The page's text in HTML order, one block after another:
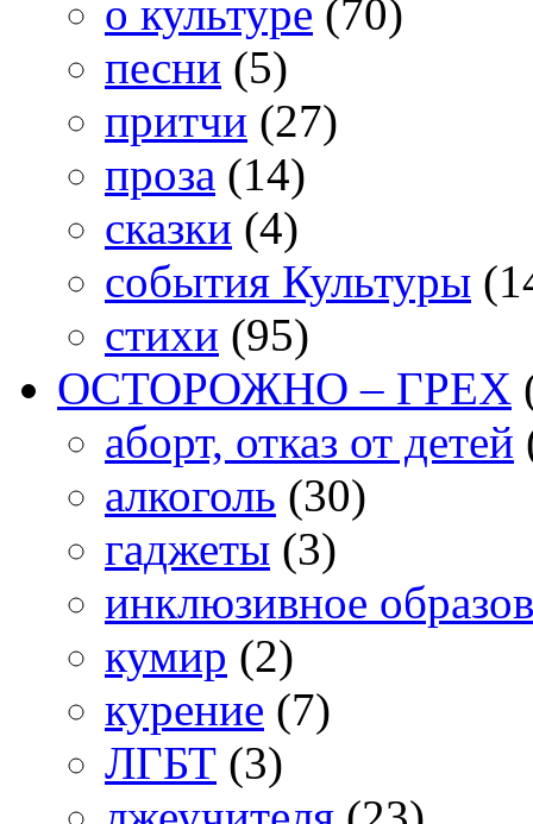
о культуре (70)
песни (5)
притчи (27)
проза (14)
сказки (4)
события Культуры
стихи (95)
ОСТОРОЖНО – ГРЕХ
аборт, отказ от детей
алкоголь (30)
гаджеты (3)
инклюзивное
кумир (2)
курение (7)
ЛГБТ (3)